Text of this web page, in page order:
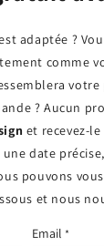
adaptée ?
comme
? Aucun
et recevez-
date
pouvons
et nous
Email *